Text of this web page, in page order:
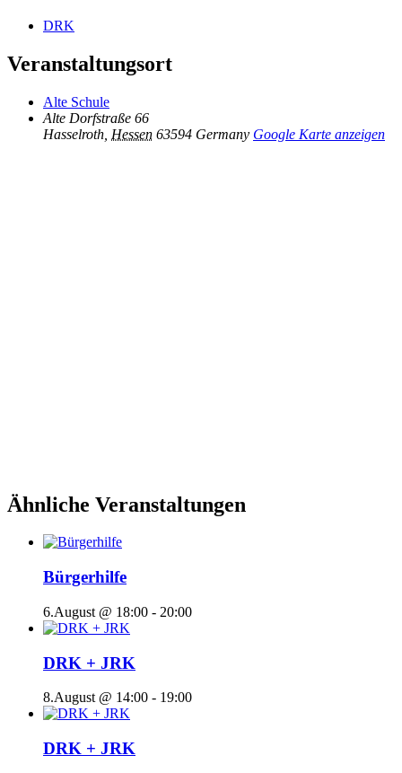
DRK
Veranstaltungsort
Alte Schule
Alte Dorfstraße 66
Hasselroth Hessen 63594 Germany Google Karte anzeigen
Ähnliche Veranstaltungen
Bürgerhilfe
6.August @ 18:00 - 20:00
DRK + JRK
8.August @ 14:00 - 19:00
DRK + JRK